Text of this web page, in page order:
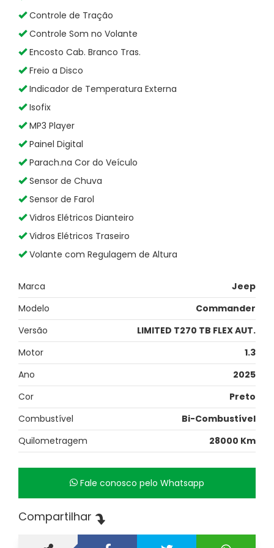
Controle de Tração
Controle Som no Volante
Encosto Cab. Branco Tras.
Freio a Disco
Indicador de Temperatura Externa
Isofix
MP3 Player
Painel Digital
Parach.na Cor do Veículo
Sensor de Chuva
Sensor de Farol
Vidros Elétricos Dianteiro
Vidros Elétricos Traseiro
Volante com Regulagem de Altura
Marca
Jeep
Modelo
Commander
Versão
LIMITED T270 TB FLEX AUT.
Motor
1.3
Ano
2025
Cor
Preto
Combustível
Bi-Combustível
Quilometragem
28000 Km
Fale conosco pelo Whatsapp
Compartilhar